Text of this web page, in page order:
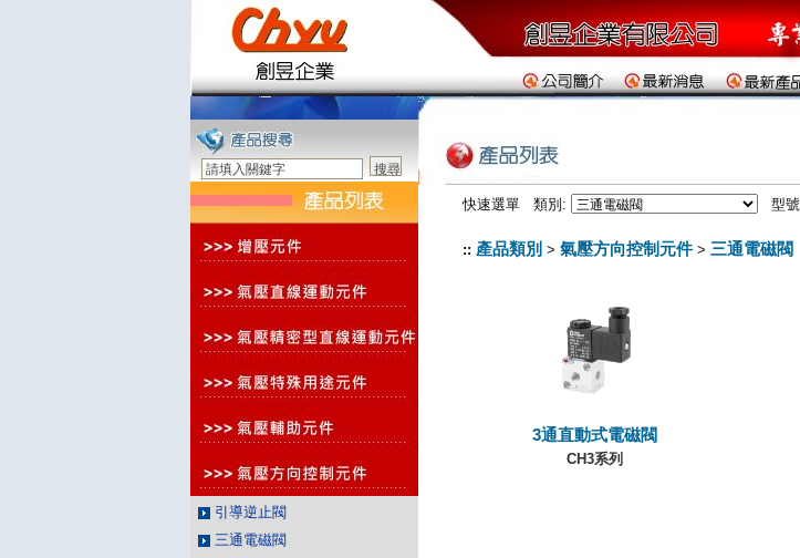
引導逆止閥
三通電磁閥
快速選單 類別: 型
:: 產品類別 > 氣壓方向控制元件 > 三通電磁閥
3通直動式電磁閥
CH3系列